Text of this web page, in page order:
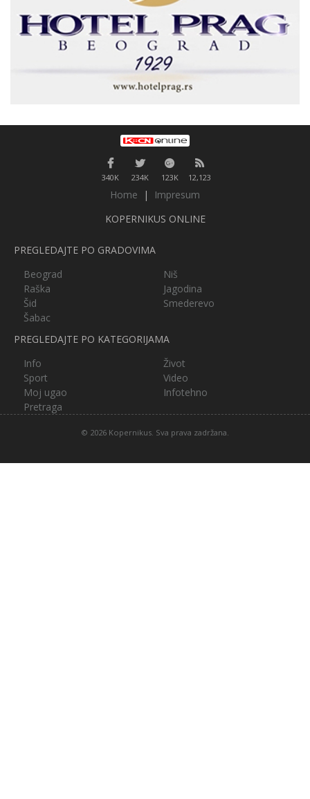
340K 234K 123K 12,123
Home |
Impresum
KOPERNIKUS ONLINE
PREGLEDAJTE PO GRADOVIMA
Beograd
Niš
Raška
Jagodina
Šid
Smederevo
Šabac
PREGLEDAJTE PO KATEGORIJAMA
Info
Život
Sport
Video
Moj ugao
Infotehno
Pretraga
© 2026 Kopernikus. Sva prava zadržana.